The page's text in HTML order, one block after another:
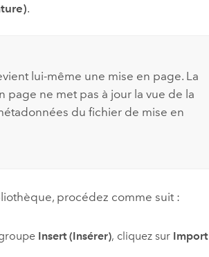
.
lui-même une mise en page. La
page ne met pas à jour la vue de la
du fichier de mise en
procédez comme suit :
Insert (Insérer), cliquez sur Import